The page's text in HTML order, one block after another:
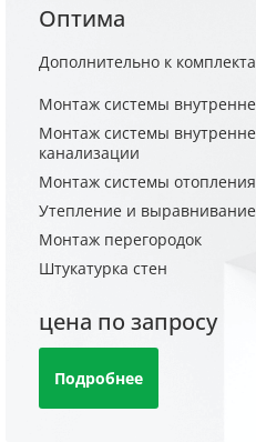
Оптима
Дополнительно к
Монтаж системы
Монтаж системы
канализации
Монтаж системы отопления
Утепление и
Монтаж перегородок
Штукатурка стен
цена по запросу
Подробнее